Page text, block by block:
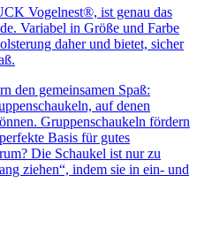
Vogelnest®, ist genau das
Variabel in Größe und Farbe
daher und bietet, sicher
den gemeinsamen Spaß:
auf denen
Gruppenschaukeln fördern
Basis für gutes
Die Schaukel ist nur zu
ziehen“, indem sie in ein- und